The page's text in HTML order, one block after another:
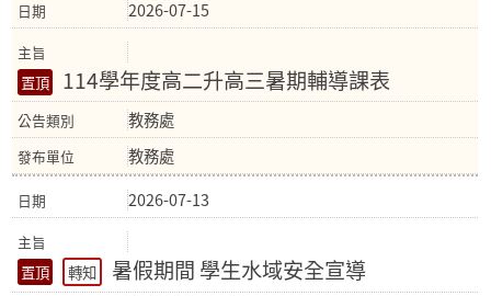
2026-07-15
114學年度高二升高三暑期輔導課表
教務處
教務處
2026-07-13
轉知 暑假期間 學生水域安全宣導